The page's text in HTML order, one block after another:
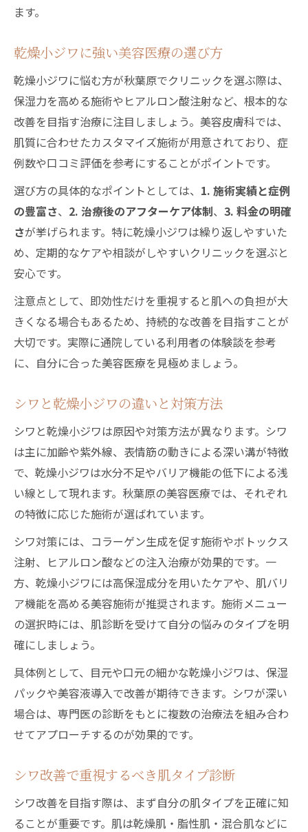
美容皮膚科で叶うシワ対策の最新事情
シワ最新治療法を美容皮膚科で体験する
乾燥小ジワをプロが解決する施術内容
秋葉原美容医療ならではのシワ対策とは
シワ改善を加速する医師との信頼関係づく
り
美容皮膚科で人気のシワ対策治療比較
ヒアルロン酸施術がもたらす美肌効果
シワ改善に効くヒアルロン酸注入の魅力
シワと美肌効果を両立する施術ポイント
ヒアルロン酸施術のダウンタイムと注意点
ます。
乾燥小ジワに強い美容医療の選び方
乾燥小ジワに悩む方が秋葉原でクリニックを選ぶ際は、
保湿力を高める施術やヒアルロン酸注射など、根本的な
改善を目指す治療に注目しましょう。美容皮膚科では、
肌質に合わせたカスタマイズ施術が用意されており、症
例数や口コミ評価を参考にすることがポイントです。
選び方の具体的なポイントとしては、 1. 施術実績と症例
の豊富さ、 2. 治療後のアフターケア体制、 3. 料金の明確
さが挙げられます。特に乾燥小ジワは繰り返しやすいた
め、定期的なケアや相談がしやすいクリニックを選ぶと
安心です。
注意点として、即効性だけを重視すると肌への負担が大
きくなる場合もあるため、持続的な改善を目指すことが
大切です。実際に通院している利用者の体験談を参考
に、自分に合った美容医療を見極めましょう。
シワと乾燥小ジワの違いと対策方法
シワと乾燥小ジワは原因や対策方法が異なります。シワ
は主に加齢や紫外線、表情筋の動きによる深い溝が特徴
で、乾燥小ジワは水分不足やバリア機能の低下による浅
い線として現れます。秋葉原の美容医療では、それぞれ
の特徴に応じた施術が選ばれています。
シワ対策には、コラーゲン生成を促す施術やボトックス
注射、ヒアルロン酸などの注入治療が効果的です。一
方、乾燥小ジワには高保湿成分を用いたケアや、肌バリ
ア機能を高める美容施術が推奨されます。施術メニュー
の選択時には、肌診断を受けて自分の悩みのタイプを明
確にしましょう。
具体例として、目元や口元の細かな乾燥小ジワは、保湿
パックや美容液導入で改善が期待できます。シワが深い
場合は、専門医の診断をもとに複数の治療法を組み合わ
せてアプローチするのが効果的です。
シワ改善で重視するべき肌タイプ診断
シワ改善を目指す際は、まず自分の肌タイプを正確に知
ることが重要です。肌は乾燥肌・脂性肌・混合肌などに